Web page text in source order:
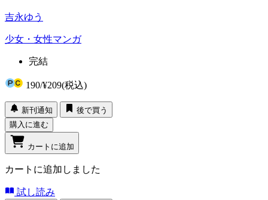
吉永ゆう
少女・女性マンガ
完結
190/¥209(税込)
新刊通知
後で買う
購入に進む
カートに追加
カートに追加しました
試し読み